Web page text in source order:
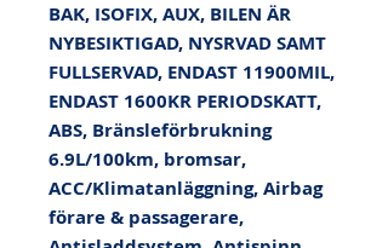
BAK, ISOFIX, AUX, BILEN ÄR
NYBESIKTIGAD, NYSRVAD SAMT
FULLSERVAD, ENDAST 11900MIL,
ENDAST 1600KR PERIODSKATT,
ABS, Bränsleförbrukning
6.9L/100km, bromsar,
ACC/Klimatanläggning, Airbag
förare & passagerare,